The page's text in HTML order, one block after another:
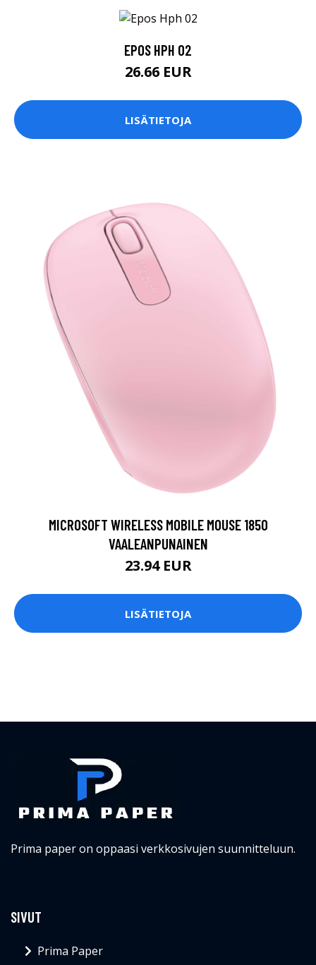
EPOS HPH 02
26.66 EUR
LISÄTIETOJA
MICROSOFT WIRELESS MOBILE MOUSE 1850
VAALEANPUNAINEN
23.94 EUR
LISÄTIETOJA
Prima paper on oppaasi verkkosivujen suunnitteluun.
SIVUT
Prima Paper